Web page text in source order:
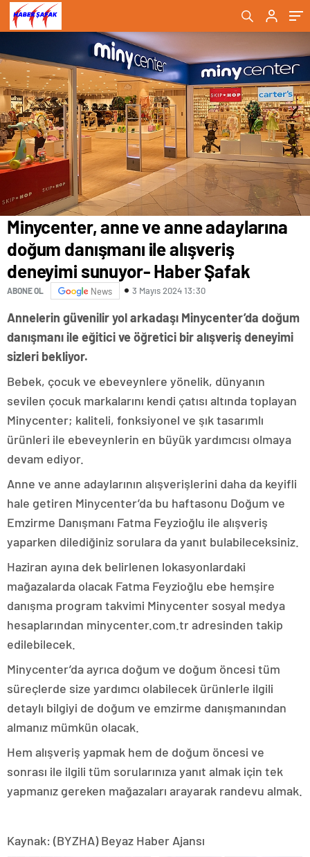
Haber Şafak
Minycenter, anne ve anne adaylarına
doğum danışmanı ile alışveriş
deneyimi sunuyor- Haber Şafak
ABONE OL News 3 Mayıs 2024 13:30
Annelerin güvenilir yol arkadaşı Minycenter’da doğum
danışmanı ile eğitici ve öğretici bir alışveriş deneyimi
sizleri bekliyor.
Bebek, çocuk ve ebeveynlere yönelik, dünyanın
sevilen çocuk markalarını kendi çatısı altında toplayan
Minycenter; kaliteli, fonksiyonel ve şık tasarımlı
ürünleri ile ebeveynlerin en büyük yardımcısı olmaya
devam ediyor.
Anne ve anne adaylarının alışverişlerini daha da keyifli
hale getiren Minycenter’da bu haftasonu Doğum ve
Emzirme Danışmanı Fatma Feyzioğlu ile alışveriş
yaparken dilediğiniz sorulara da yanıt bulabileceksiniz.
Haziran ayına dek belirlenen lokasyonlardaki
mağazalarda olacak Fatma Feyzioğlu ebe hemşire
danışma program takvimi Minycenter sosyal medya
hesaplarından minycenter.com.tr adresinden takip
edilebilecek.
Minycenter’da ayrıca doğum ve doğum öncesi tüm
süreçlerde size yardımcı olabilecek ürünlerle ilgili
detaylı bilgiyi de doğum ve emzirme danışmanından
almanız mümkün olacak.
Hem alışveriş yapmak hem de doğum öncesi ve
sonrası ile ilgili tüm sorularınıza yanıt almak için tek
yapmanız gereken mağazaları arayarak randevu almak.
Kaynak: (BYZHA) Beyaz Haber Ajansı
Haber Şafak